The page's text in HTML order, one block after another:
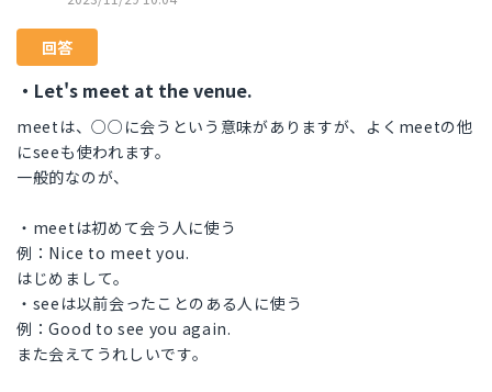
回答
・Let's meet at the venue.
meetは、○○に会うという意味がありますが、よくmeetの他
にseeも使われます。
一般的なのが、
・meetは初めて会う人に使う
例：Nice to meet you.
はじめまして。
・seeは以前会ったことのある人に使う
例：Good to see you again.
また会えてうれしいです。